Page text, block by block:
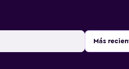
Ordenar
Más